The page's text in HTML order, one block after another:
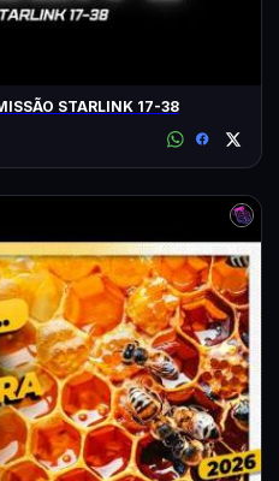
STARLINK 17-38